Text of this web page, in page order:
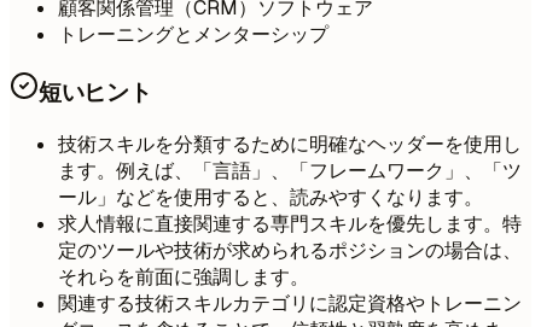
顧客関係管理（CRM）ソフトウェア
トレーニングとメンターシップ
短いヒント
技術スキルを分類するために明確なヘッダーを使用し
ます。例えば、「言語」、「フレームワーク」、「ツ
ール」などを使用すると、読みやすくなります。
求人情報に直接関連する専門スキルを優先します。特
定のツールや技術が求められるポジションの場合は、
それらを前面に強調します。
関連する技術スキルカテゴリに認定資格やトレーニン